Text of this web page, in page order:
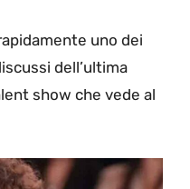
uno dei
dell’ultima
show che vede al